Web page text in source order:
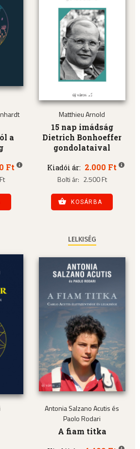
a
Ft
Matthieu Arnold
15 nap imádság
Dietrich Bonhoeffer
gondolataival
Kiadói ár: 2.000 Ft
Bolti ár: 2.500 Ft
KOSÁRBA
LELKISÉG
Antonia Salzano Acutis és
Paolo Rodari
A fiam titka